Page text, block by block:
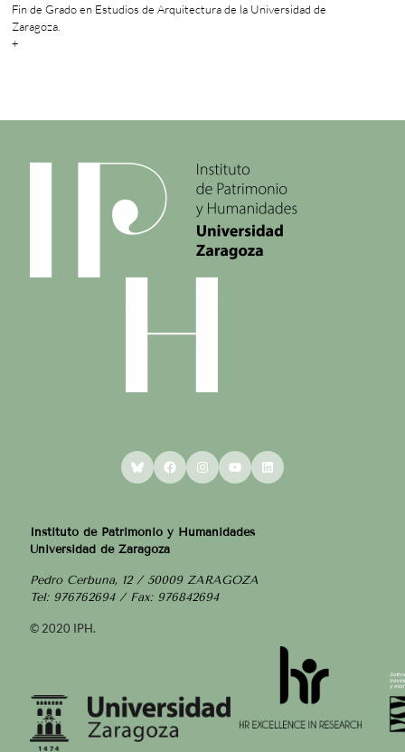
Fin de Grado en Estudios de Arquitectura de la Universidad de
Zaragoza.
+
BlueskyFacebookInstagram
YouTubeLinkedIn
Instituto de Patrimonio y Humanidades
Universidad de Zaragoza
Pedro Cerbuna, 12 / 50009 ZARAGOZA
Tel: 976762694 / Fax: 976842694
© 2020 IPH.